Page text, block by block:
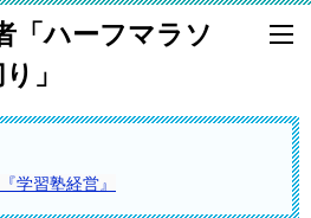
「ハーフマラソ
」
学習塾経営』